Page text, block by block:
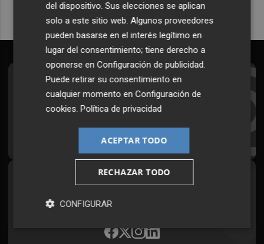
Suscríbete al Boletín
Todos los días a primera hora en tu email
Síguenos en redes
Plaza Podcast, desde cualquier medio
del dispositivo. Sus elecciones se aplican
solo a este sitio web. Algunos proveedores
pueden basarse en el interés legítimo en
lugar del consentimiento; tiene derecho a
oponerse enConfiguración de publicidad.
Puede retirar su consentimiento en
cualquier momento enConfiguración de
cookies.Política de privacidad
ACEPTAR TODO
RECHAZAR TODO
CONFIGURAR